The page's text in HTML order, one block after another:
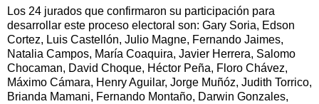
Los 24 jurados que confirmaron su participación para
desarrollar este proceso electoral son: Gary Soria, Edson
Cortez, Luis Castellón, Julio Magne, Fernando Jaimes,
Natalia Campos, María Coaquira, Javier Herrera, Salomo
Chocaman, David Choque, Héctor Peña, Floro Chávez,
Máximo Cámara, Henry Aguilar, Jorge Muñóz, Judith Torrico,
Brianda Mamani, Fernando Montaño, Darwin Gonzales,